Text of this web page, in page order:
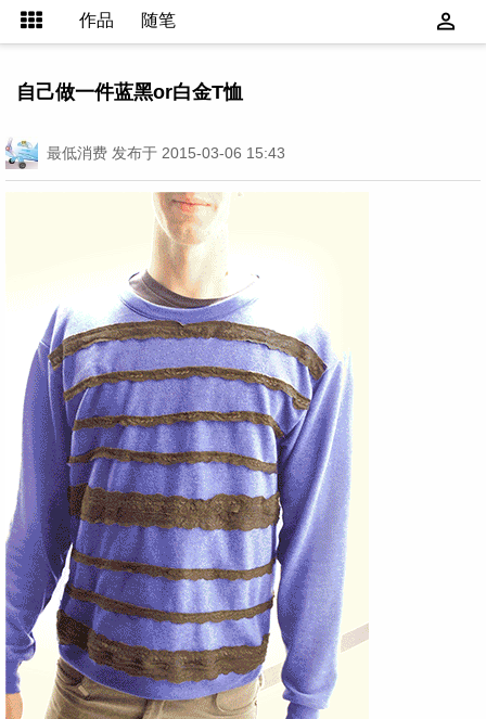
作品 随笔
自己做一件蓝黑or白金T恤
最低消费 发布于 2015-03-06 15:43